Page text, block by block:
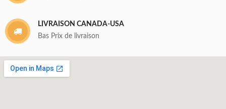
LIVRAISON CANADA-USA
Bas Prix de livraison